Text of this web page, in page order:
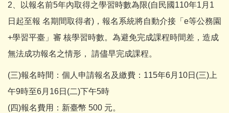
2、以報名前5年內取得之學習時數為限(自民國110年1月1
日起至報 名期間取得者)，報名系統將自動介接「e等公務園
+學習平臺」審 核學習時數。為避免完成課程時間差，造成
無法成功報名之情形， 請儘早完成課程。
(三)報名時間：個人申請報名及繳費：115年6月10日(三)上
午9時至6月16日(二)下午5時
(四)報名費用：新臺幣 500 元。